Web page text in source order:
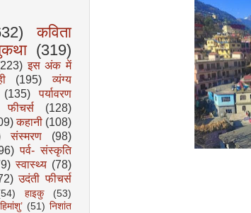
कविता
(319)
इस अंक में
(195)
व्यंग्य
(135)
पर्यावरण
फीचर्स
(128)
कहानी (108)
संस्मरण
(98)
पर्व- संस्कृति
स्वास्थ्य (78)
उदंती फीचर्स
हाइकु
(53)
(51) निशांत